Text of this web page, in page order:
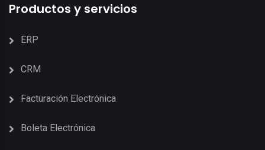
Productos y servicios
ERP
CRM
Facturación Electrónica
Boleta Electrónica